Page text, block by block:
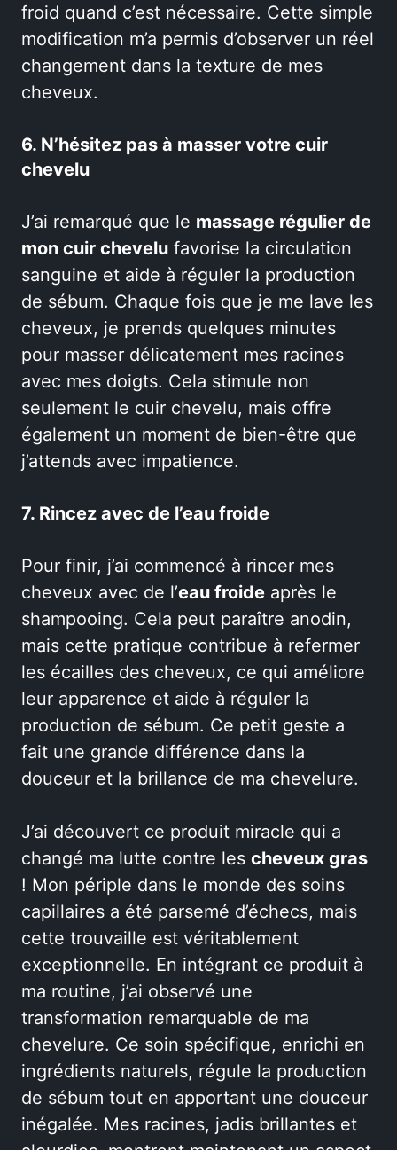
froid quand c’est nécessaire. Cette simple
modification m’a permis d’observer un réel
changement dans la texture de mes
cheveux.
6. N’hésitez pas à masser votre cuir
chevelu
J’ai remarqué que le massage régulier de
mon cuir chevelu favorise la circulation
sanguine et aide à réguler la production
de sébum. Chaque fois que je me lave les
cheveux, je prends quelques minutes
pour masser délicatement mes racines
avec mes doigts. Cela stimule non
seulement le cuir chevelu, mais offre
également un moment de bien-être que
j’attends avec impatience.
7. Rincez avec de l’eau froide
Pour finir, j’ai commencé à rincer mes
cheveux avec de l’eau froide après le
shampooing. Cela peut paraître anodin,
mais cette pratique contribue à refermer
les écailles des cheveux, ce qui améliore
leur apparence et aide à réguler la
production de sébum. Ce petit geste a
fait une grande différence dans la
douceur et la brillance de ma chevelure.
J’ai découvert ce produit miracle qui a
changé ma lutte contre les cheveux gras
! Mon périple dans le monde des soins
capillaires a été parsemé d’échecs, mais
cette trouvaille est véritablement
exceptionnelle. En intégrant ce produit à
ma routine, j’ai observé une
transformation remarquable de ma
chevelure. Ce soin spécifique, enrichi en
ingrédients naturels, régule la production
de sébum tout en apportant une douceur
inégalée. Mes racines, jadis brillantes et